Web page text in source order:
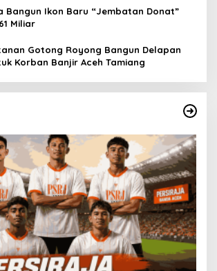
Bangun Ikon Baru “Jembatan Donat”
Miliar
Gotong Royong Bangun Delapan
Korban Banjir Aceh Tamiang